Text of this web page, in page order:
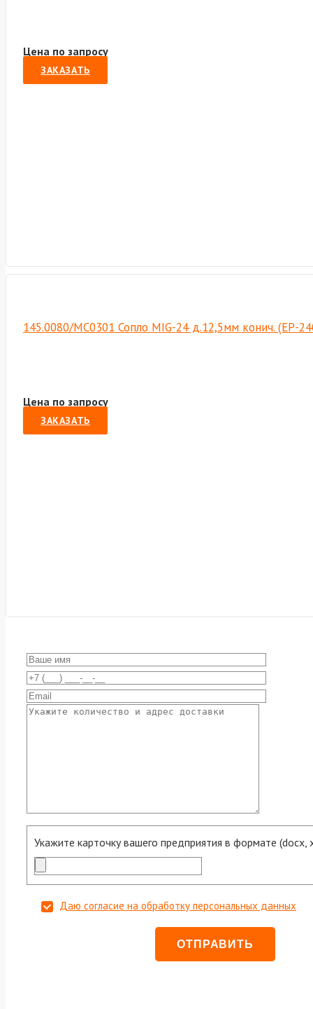
Цена по запросу
ЗАКАЗАТЬ
145.0080/MC0301 Сопло MIG-24 д.12,5мм конич. (ЕР-
Цена по запросу
ЗАКАЗАТЬ
Укажите карточку вашего предприятия в формате (docx,
Даю согласие на обработку персональных данных